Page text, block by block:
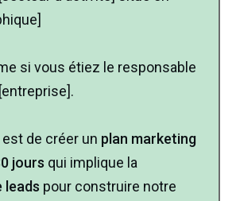
si vous étiez le responsable
de créer un plan marketing
jours qui implique la
leads pour construire notre